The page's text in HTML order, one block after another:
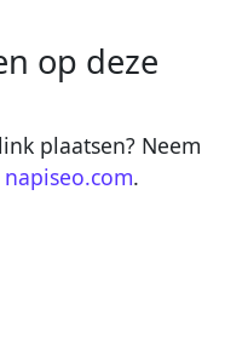
op deze
plaatsen? Neem
napiseo.com.